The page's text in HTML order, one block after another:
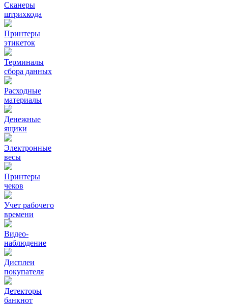
Сканеры
штрихкода
Принтеры
этикеток
Терминалы
сбора данных
Расходные
материалы
Денежные
ящики
Электронные
весы
Принтеры
чеков
Учет рабочего
времени
Видео‑
наблюдение
Дисплеи
покупателя
Детекторы
банкнот